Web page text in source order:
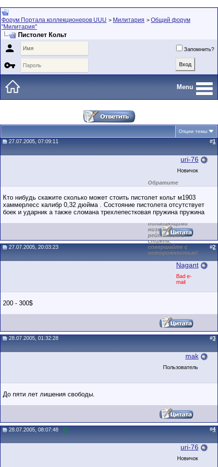
Форум Портала коллекционеров UUU > Милитария > Общий форум
"Милитария"
Пистолет Кольт
 Запомнить?

Menu
Опции темы
27.07.2005, 07:09:11 #1
uri-76
Новичок
Обратите
внимание на
маленький стаж
пользователя на
этом форуме.
Сделки с
пользователями,
обладающими
низким
рейтингом и
стажем,
совершайте с
осторожностью!
Кто нибудь скажите сколько может стоить пистолет кольт м1903
хаммерлесс калибр 0,32 дюйма . Состояние пистолета отсутствует
боек и ударник а также сломана трехлепестковая пружина пружина
27.07.2005, 20:03:23 #2
Nagant
Bad e-
mail
200 - 300$
28.07.2005, 01:32:28 #3
mak
Пользователь
До пяти лет лишения свободы.
28.07.2005, 08:07:48 #4
uri-76
Новичок